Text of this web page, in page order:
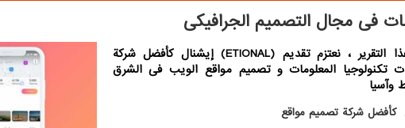
فی مجال التصمیم الجرافیکی
فی هذا التقریر ، نعتزم تقدیم (ETIONAL) إیشنال کأفضل شرکة
تکنولوجیا المعلومات و تصمیم مواقع الویب فی الشرق
وآسیا
كأفضل شركة تصميم مواقع